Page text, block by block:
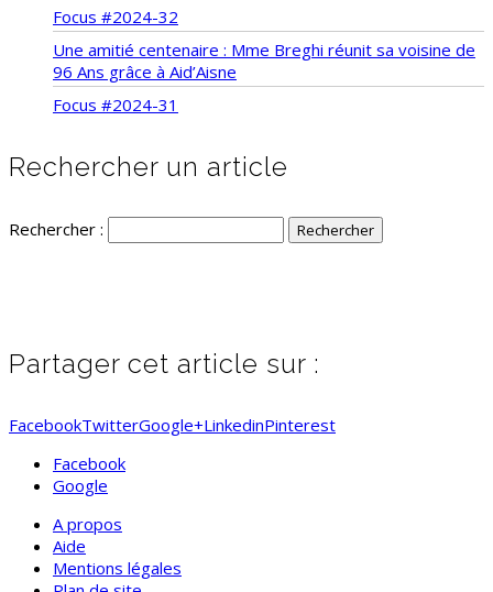
Focus #2024-32
Une amitié centenaire : Mme Breghi réunit sa voisine de
96 Ans grâce à Aid’Aisne
Focus #2024-31
Rechercher un article
Rechercher :
Partager cet article sur :
FacebookTwitterGoogle+LinkedinPinterest
Facebook
Google
A propos
Aide
Mentions légales